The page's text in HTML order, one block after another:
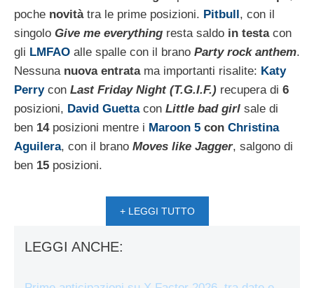
poche novitàtra le prime posizioni. Pitbull , con il
singolo Give me everything resta saldo in testacon
gli LMFAO alle spalle con il brano Party rock anthem.
Nessuna nuova entratama importanti risalite: Katy
Perrycon Last Friday Night (T.G.I.F.) recupera di 6
posizioni, David Guettacon Little bad girl sale di
ben 14posizioni mentre i Maroon 5 con Christina
Aguilera, con il brano Moves like Jagger, salgono di
ben 15 posizioni.
+ LEGGI TUTTO
LEGGI ANCHE: